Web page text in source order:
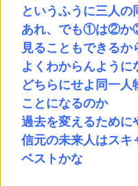
というふうに三人
あれ、でも①は②か
見ることもできる
よくわからんように
どちらにせよ同一人
ことになるのか
過去を変えるために
信元の未来人はスキ
ベストかな